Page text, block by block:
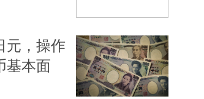
国家财政性教育经费（主要包括
的企业拨款，校办产业和社会服
为45835.31亿元，比上年增长
合自教育部官网、财新网）
元，操作
基本面